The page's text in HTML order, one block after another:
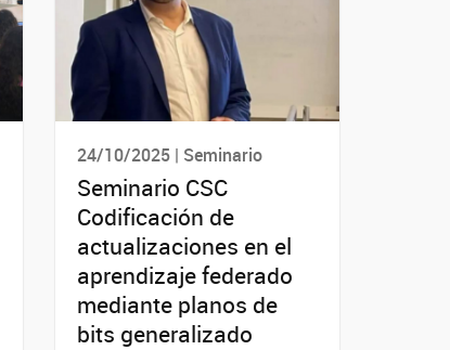
24/10/2025 | Seminario
Seminario CSC
Codificación de
actualizaciones en el
aprendizaje federado
mediante planos de
bits generalizado